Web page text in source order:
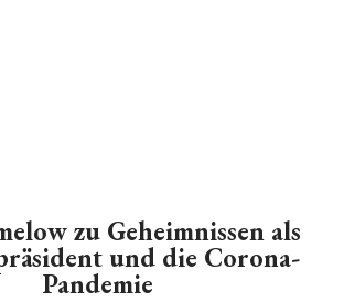
zu Geheimnissen als
und die Corona-
Pandemie